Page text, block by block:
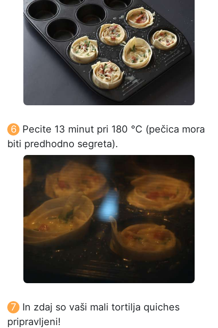
Pecite 13 minut pri 180 °C (pečica mora
biti predhodno segreta).
In zdaj so vaši mali tortilja quiches
pripravljeni!